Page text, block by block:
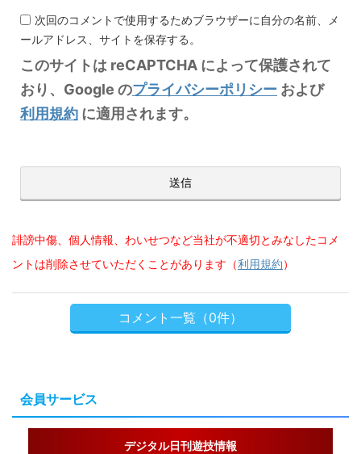
次回のコメントで使用するためブラウザーに自分の名前、メ
ールアドレス、サイトを保存する。
このサイトは reCAPTCHA によって保護されて
おり、Google のプライバシーポリシー および
利用規約 に適用されます。
誹謗中傷、個人情報、わいせつなど当社が不適切とみなしたコメ
ントは削除させていただくことがあります（利用規約）
コメント一覧（0件）
会員サービス
デジタル日刊遊技情報